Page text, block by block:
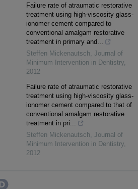
Failure rate of atraumatic restorative
treatment using high-viscosity glass-
ionomer cement compared to
conventional amalgam restorative
treatment in primary and...
Steffen Mickenautsch, Journal of
Minimum Intervention in Dentistry,
2012
Failure rate of atraumatic restorative
treatment using high-viscosity glass-
ionomer cement compared to that of
conventional amalgam restorative
treatment in pri...
Steffen Mickenautsch, Journal of
Minimum Intervention in Dentistry,
2012